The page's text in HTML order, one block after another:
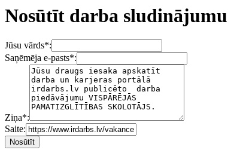
Nosūtīt darba sludinājumu
Jūsu vārds*:
Saņēmēja e-pasts*:
Ziņa*:
Saite: